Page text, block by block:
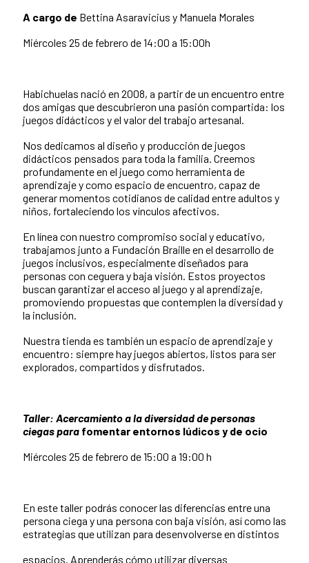
A cargo de Bettina Asaravicius y Manuela Morales
Miércoles 25 de febrero de 14:00 a 15:00h
Habichuelas nació en 2008, a partir de un encuentro entre
dos amigas que descubrieron una pasión compartida: los
juegos didácticos y el valor del trabajo artesanal.
Nos dedicamos al diseño y producción de juegos
didácticos pensados para toda la familia. Creemos
profundamente en el juego como herramienta de
aprendizaje y como espacio de encuentro, capaz de
generar momentos cotidianos de calidad entre adultos y
niños, fortaleciendo los vínculos afectivos.
En línea con nuestro compromiso social y educativo,
trabajamos junto a Fundación Braille en el desarrollo de
juegos inclusivos, especialmente diseñados para
personas con ceguera y baja visión. Estos proyectos
buscan garantizar el acceso al juego y al aprendizaje,
promoviendo propuestas que contemplen la diversidad y
la inclusión.
Nuestra tienda es también un espacio de aprendizaje y
encuentro: siempre hay juegos abiertos, listos para ser
explorados, compartidos y disfrutados.
Taller: Acercamiento a la diversidad de personas
ciegas para fomentar entornos lúdicos y de ocio
Miércoles 25 de febrero de 15:00 a 19:00 h
En este taller podrás conocer las diferencias entre una
persona ciega y una persona con baja visión, así como las
estrategias que utilizan para desenvolverse en distintos
espacios. Aprenderás cómo utilizar diversas